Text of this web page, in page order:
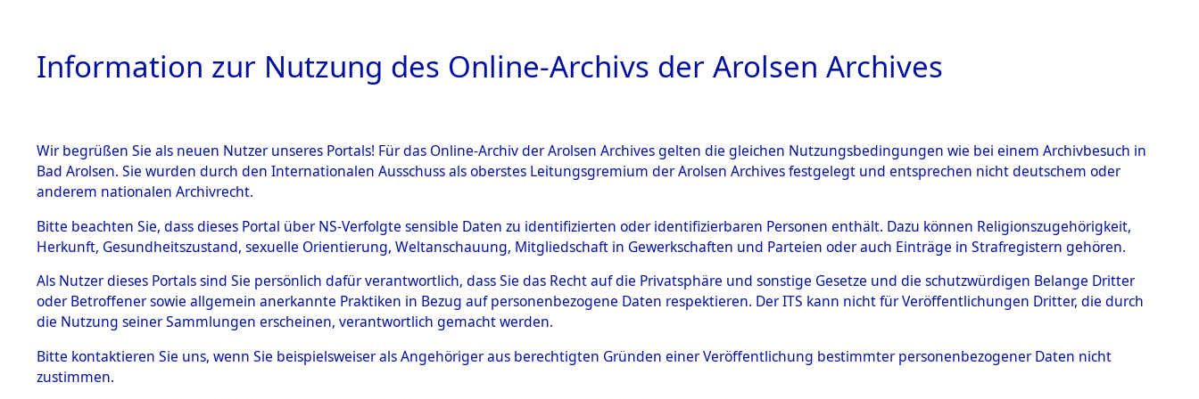
HOME BESTANDSBESCHREIBUNG ARCHIVALE ÜBERSICHT BILD
BESTÄNDE
Inhaftierungsdoku
mente
5. Verschiedenes
Todesmärsche
5.3.1 Alliierte
Ermittlungen zu den Orten Obbach - Pirkensee→0001
(84600392)→0133 (84600526)
0133 (84600526)
Information zur Nutzung des Online-Archivs der Arolsen Archives
Wir begrüßen Sie als neuen Nutzer unseres Portals! Für das Online-Archiv der Arolsen Archives gelten die gleichen Nutzungsbedingungen wie bei einem Archivbesuch in
Bad Arolsen. Sie wurden durch den Internationalen Ausschuss als oberstes Leitungsgremium der Arolsen Archives festgelegt und entsprechen nicht deutschem oder
anderem nationalen Archivrecht.
Bitte beachten Sie, dass dieses Portal über NS-Verfolgte sensible Daten zu identifizierten oder identifizierbaren Personen enthält. Dazu können Religionszugehörigkeit,
Herkunft, Gesundheitszustand, sexuelle Orientierung, Weltanschauung, Mitgliedschaft in Gewerkschaften und Parteien oder auch Einträge in Strafregistern gehören.
Als Nutzer dieses Portals sind Sie persönlich dafür verantwortlich, dass Sie das Recht auf die Privatsphäre und sonstige Gesetze und die schutzwürdigen Belange Dritter
oder Betroffener sowie allgemein anerkannte Praktiken in Bezug auf personenbezogene Daten respektieren. Der ITS kann nicht für Veröffentlichungen Dritter, die durch
die Nutzung seiner Sammlungen erscheinen, verantwortlich gemacht werden.
Bitte kontaktieren Sie uns, wenn Sie beispielsweiser als Angehöriger aus berechtigten Gründen einer Veröffentlichung bestimmter personenbezogener Daten nicht
zustimmen.